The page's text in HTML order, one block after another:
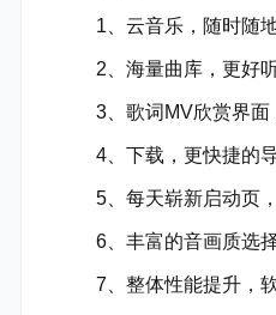
1、云音乐，随时随地
2、海量曲库，更好听
3、歌词MV欣赏界面
4、下载，更快捷的导
5、每天崭新启动页，
6、丰富的音画质选择
7、整体性能提升，软